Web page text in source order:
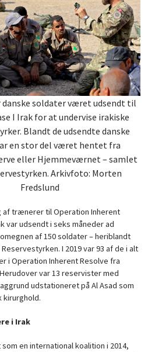
danske soldater været udsendt til
I Irak for at undervise irakiske
Blandt de udsendte danske
en stor del været hentet fra
eller Hjemmeværnet – samlet
Arkivfoto: Morten
Fredslund
af trænerer til Operation Inherent
var udsendt i seks måneder ad
af 150 soldater – heriblandt
I 2019 var 93 af de i alt
i Operation Inherent Resolve fra
var 13 reservister med
udstationeret på Al Asad som
kirurghold.
i Irak
en international koalition i 2014,